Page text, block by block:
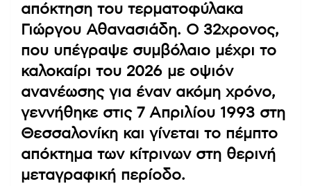
απόκτηση του τερματοφύλακα
Γιώργου Αθανασιάδη. Ο 32χρονος,
που υπέγραψε συμβόλαιο μέχρι το
καλοκαίρι του 2026 με οψιόν
ανανέωσης για έναν ακόμη χρόνο,
γεννήθηκε στις 7 Απριλίου 1993 στη
Θεσσαλονίκη και γίνεται το πέμπτο
απόκτημα των κίτρινων στη θερινή
μεταγραφική περίοδο.